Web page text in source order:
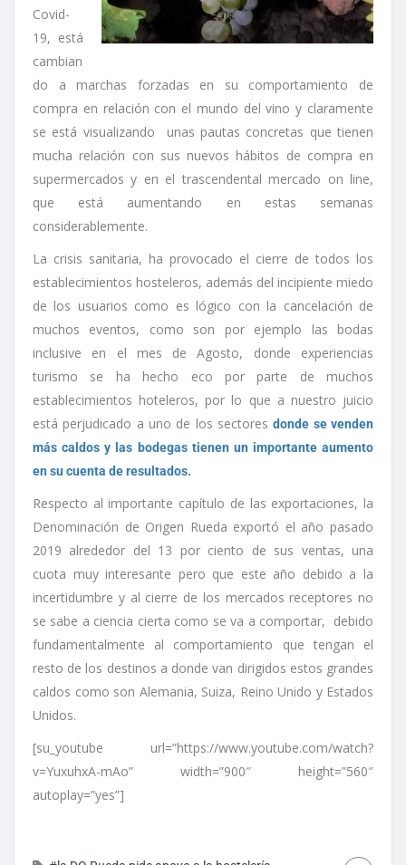
Covid-
19, está
cambian
do a marchas forzadas en su comportamiento de
compra en relación con el mundo del vino y claramente
se está visualizando unas pautas concretas que tienen
mucha relación con sus nuevos hábitos de compra en
supermercados y en el trascendental mercado on line,
que está aumentando en estas semanas
considerablemente.
La crisis sanitaria, ha provocado el cierre de todos los
establecimientos hosteleros, además del incipiente miedo
de los usuarios como es lógico con la cancelación de
muchos eventos, como son por ejemplo las bodas
inclusive en el mes de Agosto, donde experiencias
turismo se ha hecho eco por parte de muchos
establecimientos hoteleros, por lo que a nuestro juicio
está perjudicado a uno de los sectoresdonde se venden
más caldos y las bodegas tienen un importante aumento
en su cuenta de resultados.
Respecto al importante capítulo de las exportaciones, la
Denominación de Origen Rueda exportó el año pasado
2019 alrededor del 13 por ciento de sus ventas, una
cuota muy interesante pero que este año debido a la
incertidumbre y al cierre de los mercados receptores no
se sabe a ciencia cierta como se va a comportar, debido
fundamentalmente al comportamiento que tengan el
resto de los destinos a donde van dirigidos estos grandes
caldos como son Alemania, Suiza, Reino Unido y Estados
Unidos.
[su_youtube url=”https://www.youtube.com/watch?
v=YuxuhxA-mAo” width=”900″ height=”560″
autoplay=”yes”]